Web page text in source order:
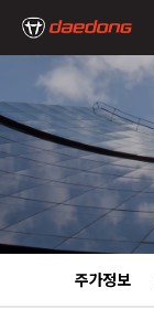
주가정보